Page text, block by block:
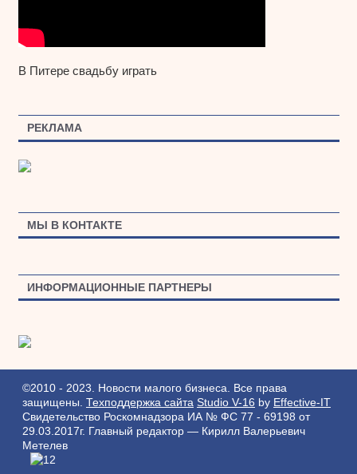
В Питере свадьбу играть
РЕКЛАМА
МЫ В КОНТАКТЕ
ИНФОРМАЦИОННЫЕ ПАРТНЕРЫ
©2010 - 2023. Новости малого бизнеса. Все права
защищены. Техподдержка сайта Studio V-16 by Effective-IT
Свидетельство Роскомнадзора ИА № ФС 77 - 69198 от
29.03.2017г.